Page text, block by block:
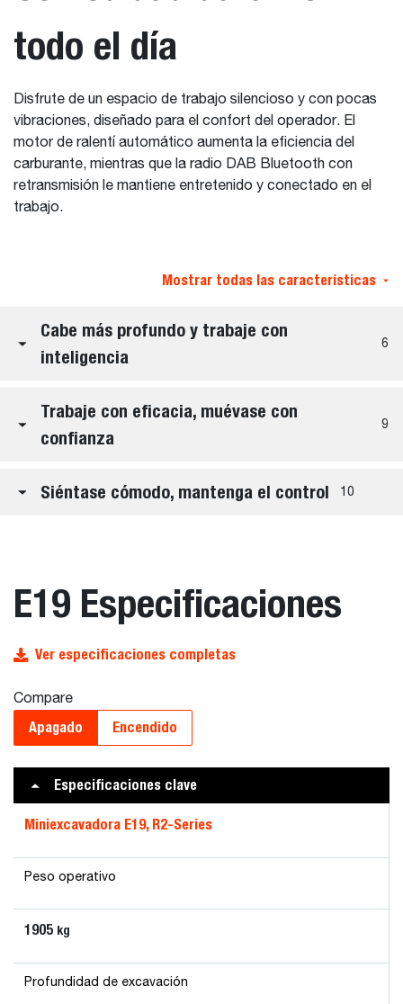
todo el día
Disfrute de un espacio de trabajo silencioso y con pocas
vibraciones, diseñado para el confort del operador. El
motor de ralentí automático aumenta la eficiencia del
carburante, mientras que la radio DAB Bluetooth con
retransmisión le mantiene entretenido y conectado en el
trabajo.
Mostrar todas las características
Cabe más profundo y trabaje con
inteligencia
6
Trabaje con eficacia, muévase con
confianza
9
Siéntase cómodo, mantenga el control 10
E19 Especificaciones
Ver especificaciones completas
Compare
Apagado Encendido
Especificaciones clave
Miniexcavadora E19, R2-Series
Peso operativo
1905 kg
Profundidad de excavación